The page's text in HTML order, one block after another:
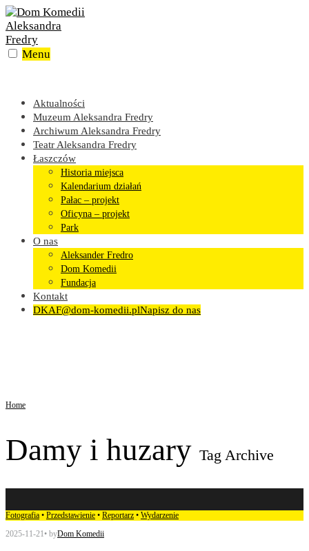
Skip
to
content
Menu
Aktualności
Muzeum Aleksandra Fredry
Archiwum Aleksandra Fredry
Teatr Aleksandra Fredry
Łaszczów
Historia miejsca
Kalendarium działań
Pałac – projekt
Oficyna – projekt
Park
O nas
Aleksander Fredro
Dom Komedii
Fundacja
Kontakt
DKAF@dom-komedii.plNapisz do nas
Home
Damy i huzary Tag Archive
Fotografia • Przedstawienie • Reportarz • Wydarzenie
2025-11-21• byDom Komedii